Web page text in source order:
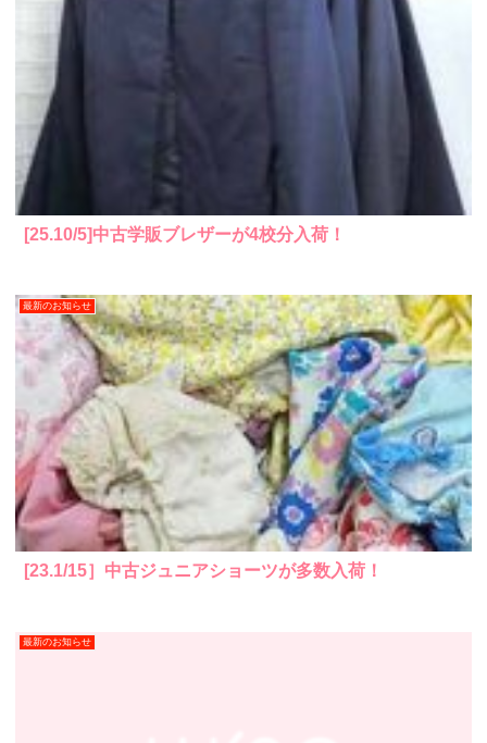
[25.10/5]中古学販ブレザーが4校分入荷！
最新のお知らせ
[23.1/15］中古ジュニアショーツが多数入荷！
最新のお知らせ